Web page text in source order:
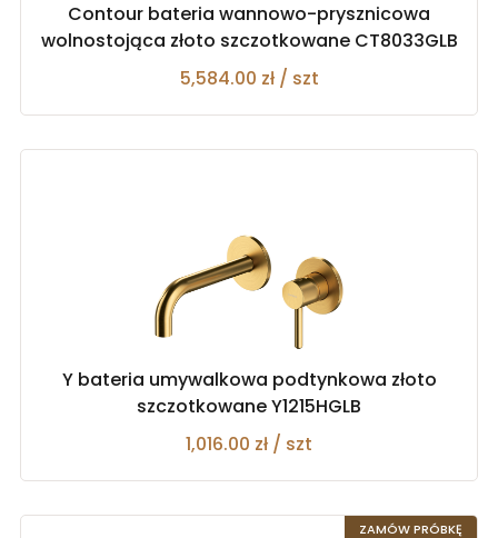
Contour bateria wannowo-prysznicowa
wolnostojąca złoto szczotkowane CT8033GLB
5,584.00 zł / szt
Y bateria umywalkowa podtynkowa złoto
szczotkowane Y1215HGLB
1,016.00 zł / szt
ZAMÓW PRÓBKĘ